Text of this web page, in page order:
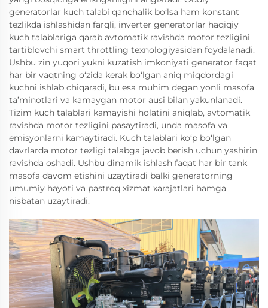
generatorlar kuch talabi qanchalik bo‘lsa ham konstant
tezlikda ishlashidan farqli, inverter generatorlar haqiqiy
kuch talablariga qarab avtomatik ravishda motor tezligini
tartiblovchi smart throttling texnologiyasidan foydalanadi.
Ushbu zin yuqori yukni kuzatish imkoniyati generator faqat
har bir vaqtning o‘zida kerak bo‘lgan aniq miqdordagi
kuchni ishlab chiqaradi, bu esa muhim degan yonli masofa
ta’minotlari va kamaygan motor ausi bilan yakunlanadi.
Tizim kuch talablari kamayishi holatini aniqlab, avtomatik
ravishda motor tezligini pasaytiradi, unda masofa va
emisyonlarni kamaytiradi. Kuch talablari ko‘p bo‘lgan
davrlarda motor tezligi talabga javob berish uchun yashirin
ravishda oshadi. Ushbu dinamik ishlash faqat har bir tank
masofa davom etishini uzaytiradi balki generatorning
umumiy hayoti va pastroq xizmat xarajatlari hamga
nisbatan uzaytiradi.